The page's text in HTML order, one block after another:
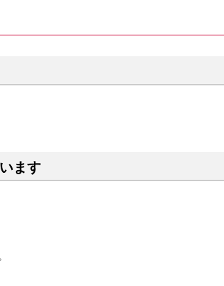
ます